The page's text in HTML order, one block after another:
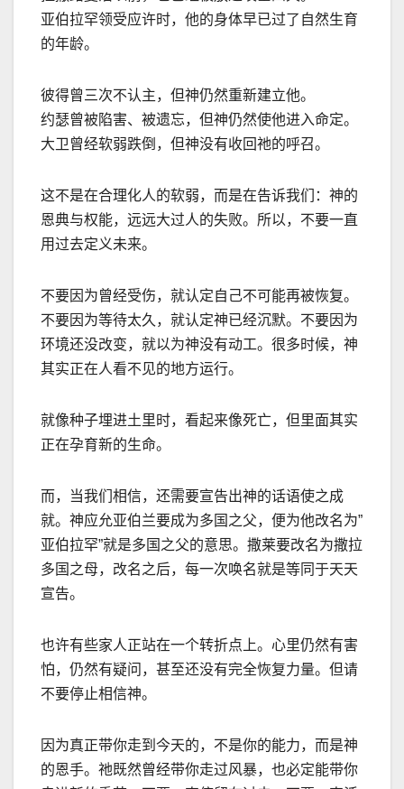
亚伯拉罕领受应许时，他的身体早已过了自然生育
的年龄。
彼得曾三次不认主，但神仍然重新建立他。
约瑟曾被陷害、被遗忘，但神仍然使他进入命定。
大卫曾经软弱跌倒，但神没有收回祂的呼召。
这不是在合理化人的软弱，而是在告诉我们：神的
恩典与权能，远远大过人的失败。所以，不要一直
用过去定义未来。
不要因为曾经受伤，就认定自己不可能再被恢复。
不要因为等待太久，就认定神已经沉默。不要因为
环境还没改变，就以为神没有动工。很多时候，神
其实正在人看不见的地方运行。
就像种子埋进土里时，看起来像死亡，但里面其实
正在孕育新的生命。
而，当我们相信，还需要宣告出神的话语使之成
就。神应允亚伯兰要成为多国之父，便为他改名为”
亚伯拉罕”就是多国之父的意思。撒莱要改名为撒拉
多国之母，改名之后，每一次唤名就是等同于天天
宣告。
也许有些家人正站在一个转折点上。心里仍然有害
怕，仍然有疑问，甚至还没有完全恢复力量。但请
不要停止相信神。
因为真正带你走到今天的，不是你的能力，而是神
的恩手。祂既然曾经带你走过风暴，也必定能带你